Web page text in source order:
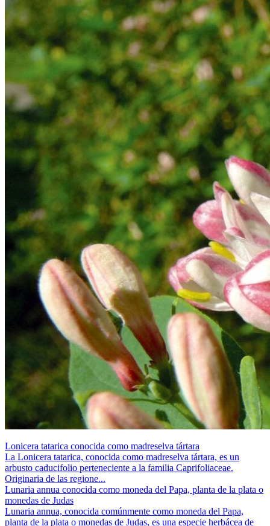
Lonicera tatarica conocida como madreselva tártara
La Lonicera tatarica, conocida como madreselva tártara, es un
arbusto caducifolio perteneciente a la familia Caprifoliaceae.
Originaria de las regione...
Lunaria annua conocida como moneda del Papa, planta de la plata o
monedas de Judas
Lunaria annua, conocida comúnmente como moneda del Papa,
planta de la plata o monedas de Judas, es una especie herbácea de